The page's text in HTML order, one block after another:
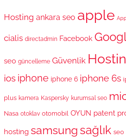
Hosting ankara seo apple
cialis directadmin Facebook
seo güncelleme Güvenlik
ios iphone iphone 6 iphone 6s
plus kamera Kaspersky kurumsal seo
Nasa otoklav otomobil OYUN patent
hosting samsung sağlık seo